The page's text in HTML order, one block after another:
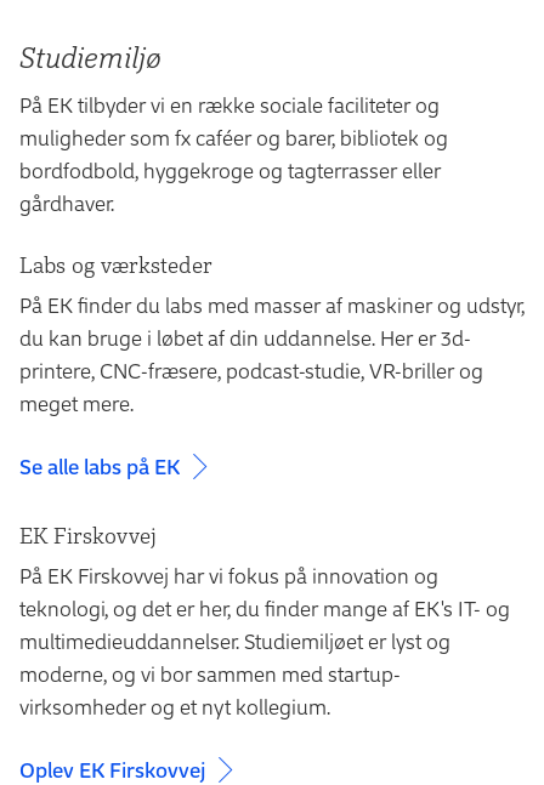
en privat eller offentlig virksomhed. Du kan for
eksempel komme i praktik i en sportsforening,
sportsklub, eventbureau, frivillig forening eller en
kommune.
EK modtager løbende praktikopslag fra virksomheder.
tilgængelige for alle vores studerende.
Under praktikdelen skal du udarbejde en
praktikrapport, hvor det dokumenteres, at
læringsmålene for praktikperioden er opfyldt.
Praktikforløbet afsluttes med dit bachelorprojekt.
Bachelorprojektet eksamineres på EK, og så er du
uddannet professionsbachelor i sportsmanagement.
for at udvide dine kompetencer og give dit CV et
internationalt præg. Praktikken foregår på samme
vilkår som i Danmark.
Du har mulighed for at tage SU'en med dig til udlandet,
ligesom du har mulighed for at søge forskellige legater
EK Partnerskaber og Karriere assisterer studerende
med studieophold i udlandet. Læs mere om dine
muligheder.
Studiemiljø
På EK tilbyder vi en række sociale faciliteter og
muligheder som fx caféer og barer, bibliotek og
bordfodbold, hyggekroge og tagterrasser eller
gårdhaver.
Labs og værksteder
På EK finder du labs med masser af maskiner og udstyr,
du kan bruge i løbet af din uddannelse. Her er 3d-
printere, CNC-fræsere, podcast-studie, VR-briller og
meget mere.
Se alle labs på EK
EK Firskovvej
På EK Firskovvej har vi fokus på innovation og
teknologi, og det er her, du finder mange af EK's IT- og
multimedie­uddannelser. Studiemiljøet er lyst og
moderne, og vi bor sammen med startup-
virksomheder og et nyt kollegium.
Oplev EK Firskovvej